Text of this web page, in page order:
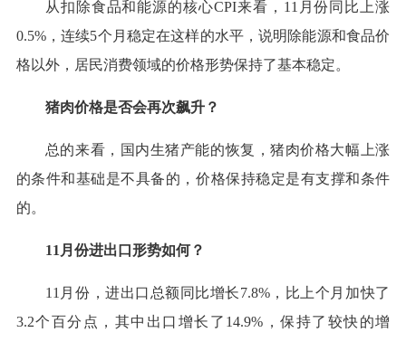
从扣除食品和能源的核心CPI来看，11月份同比上涨
0.5%，连续5个月稳定在这样的水平，说明除能源和食品价
格以外，居民消费领域的价格形势保持了基本稳定。
猪肉价格是否会再次飙升？
总的来看，国内生猪产能的恢复，猪肉价格大幅上涨
的条件和基础是不具备的，价格保持稳定是有支撑和条件
的。
11月份进出口形势如何？
11月份，进出口总额同比增长7.8%，比上个月加快了
3.2个百分点，其中出口增长了14.9%，保持了较快的增